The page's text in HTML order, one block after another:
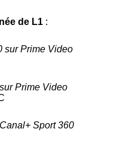
de L1 :
sur Prime Video
Prime Video
Sport 360